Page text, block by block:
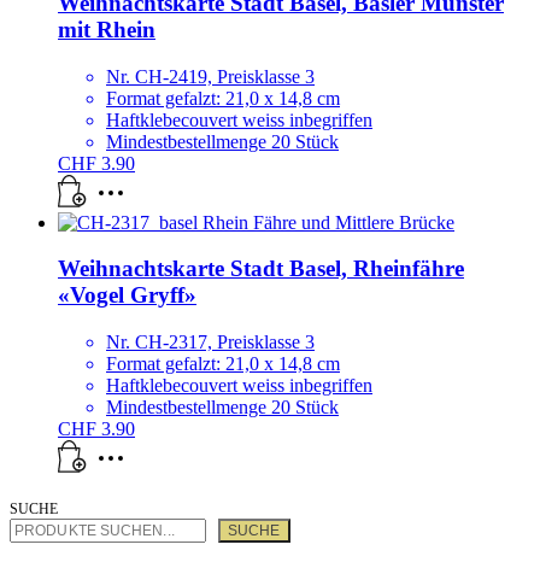
mit Rhein
Nr. CH-2419, Preisklasse 3
Format gefalzt: 21,0 x 14,8 cm
Haftklebecouvert weiss inbegriffen
Mindestbestellmenge 20 Stück
CHF 3.90
Weihnachtskarte Stadt Basel, Rheinfähre
«Vogel Gryff»
Nr. CH-2317, Preisklasse 3
Format gefalzt: 21,0 x 14,8 cm
Haftklebecouvert weiss inbegriffen
Mindestbestellmenge 20 Stück
CHF 3.90
SUCHE
SUCHE